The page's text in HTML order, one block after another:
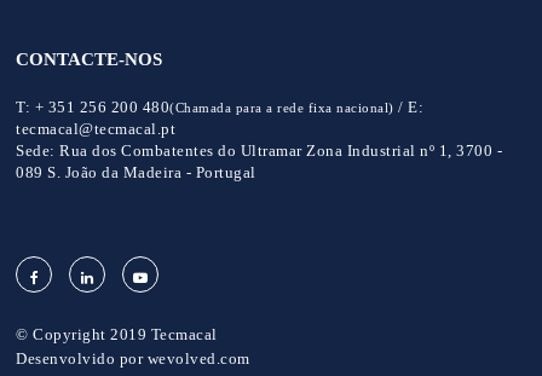
CONTACTE-NOS
T: + 351 256 200 480(Chamada para a rede fixa nacional) /E:
tecmacal@tecmacal.pt
Sede: Rua dos Combatentes do Ultramar Zona Industrial nº 1, 3700 -
089 S. João da Madeira - Portugal
© Copyright 2019 Tecmacal
Desenvolvido por wevolved.com